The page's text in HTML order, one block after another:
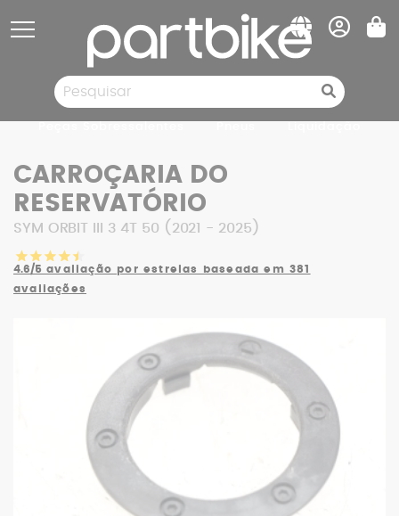
CARROÇARIA DO
RESERVATÓRIO
SYM ORBIT III 3 4T 50 (2021 - 2025)
4.6/5 avaliação por estrelas baseada em 381
avaliações